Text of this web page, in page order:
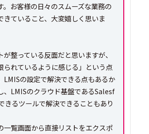
。お客様の日々のスムーズな業務の
きていること、大変嬉しく思いま
が整っている反面だと思いますが、
られているように感じる」という点
LMISの設定で解決できる点もあるか
、LMISのクラウド基盤であるSalesf
きるツールで解決できることもあり
一覧画面から直接リストをエクスポ